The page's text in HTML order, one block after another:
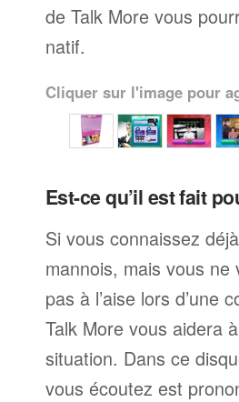
de Talk More vous
natif.
Cliquer sur l'image pour
Est-ce qu’il est fait
Si vous connaissez
mannois, mais vous ne
pas à l’aise lors d’une
Talk More vous aidera
situation. Dans ce
vous écoutez est